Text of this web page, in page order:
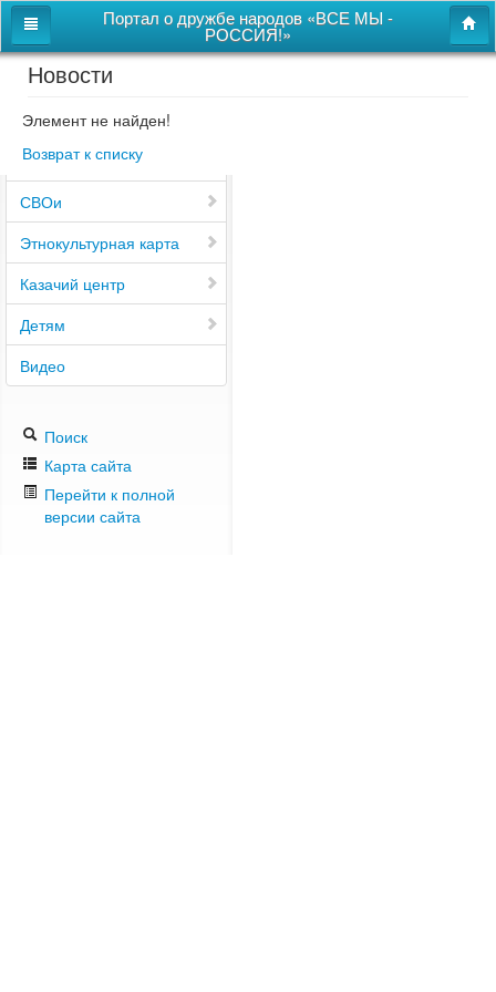
Портал о дружбе народов «ВСЕ МЫ -
РОССИЯ!»
Главная
Дом дружбы народов
Новости
СВОи
Этнокультурная карта
Казачий центр
Детям
Видео
Поиск
Карта сайта
Перейти к полной
версии сайта
Новости
Элемент не найден!
Возврат к списку